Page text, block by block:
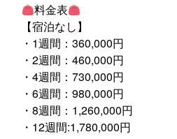
料金表
【宿泊なし】
・1週間：360,000円
・2週間：460,000円
・4週間：730,000円
・6週間：980,000円
・8週間：1,260,000円
・12週間:1,780,000円